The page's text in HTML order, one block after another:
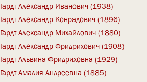
Гардт Александр Иванович (1938)
Гардт Александр Конрадович (1896)
Гардт Александр Михайлович (1880)
Гардт Александр Фридрихович (1908)
Гардт Альвина Фридриховна (1929)
Гардт Амалия Андреевна (1885)